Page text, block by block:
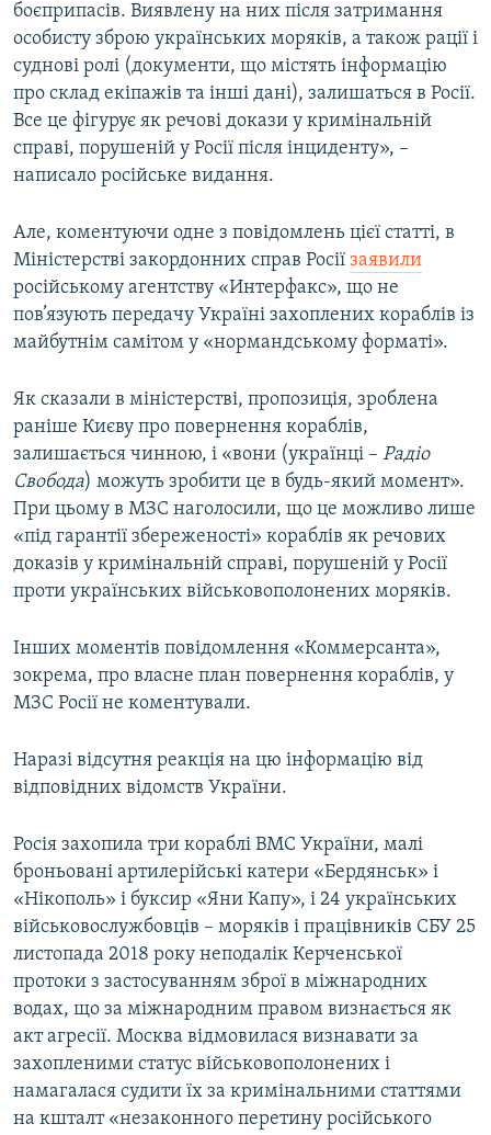
боєприпасів. Виявлену на них після затримання
особисту зброю українських моряків, а також рації і
суднові ролі (документи, що містять інформацію
про склад екіпажів та інші дані), залишаться в Росії.
Все це фігурує як речові докази у кримінальній
справі, порушеній у Росії після інциденту», –
написало російське видання.
Але, коментуючи одне з повідомлень цієї статті, в
Міністерстві закордонних справ Росії заявили
російському агентству «Интерфакс», що не
пов’язують передачу Україні захоплених кораблів із
майбутнім самітом у «нормандському форматі».
Як сказали в міністерстві, пропозиція, зроблена
раніше Києву про повернення кораблів,
залишається чинною, і «вони (українці – Радіо
Свобода) можуть зробити це в будь-який момент».
При цьому в МЗС наголосили, що це можливо лише
«під гарантії збереженості» кораблів як речових
доказів у кримінальній справі, порушеній у Росії
проти українських військовополонених моряків.
Інших моментів повідомлення «Коммерсанта»,
зокрема, про власне план повернення кораблів, у
МЗС Росії не коментували.
Наразі відсутня реакція на цю інформацію від
відповідних відомств України.
Росія захопила три кораблі ВМС України, малі
броньовані артилерійські катери «Бердянськ» і
«Нікополь» і буксир «Яни Капу», і 24 українських
військовослужбовців – моряків і працівників СБУ 25
листопада 2018 року неподалік Керченської
протоки з застосуванням зброї в міжнародних
водах, що за міжнародним правом визнається як
акт агресії. Москва відмовилася визнавати за
захопленими статус військовополонених і
намагалася судити їх за кримінальними статтями
на кшталт «незаконного перетину російського